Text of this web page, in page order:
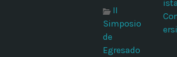
II
Simposio
de
Egresado